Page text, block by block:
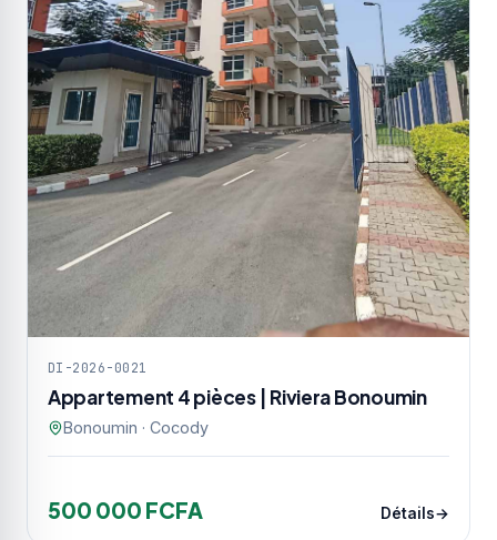
DI-2026-0021
Appartement 4 pièces | Riviera Bonoumin
Bonoumin · Cocody
500 000 FCFA Détails